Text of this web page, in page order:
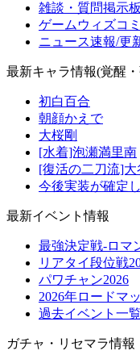
雑談・質問掲示板
ゲームウィズコ
ニュース速報/更
最新キャラ情報(覚醒
初白百合
朝顔かえで
大桜剛
[水着]泡瀬満里南
[復活の二刀流]大
今後実装が確定
最新イベント情報
最強決定戦-ロマ
リアタイ段位戦
パワチャン2026
2026年ロードマ
過去イベント一覧
ガチャ・リセマラ情報